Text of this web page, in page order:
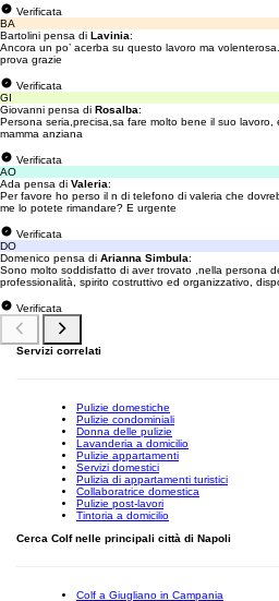
Verificata
BA
Bartolini pensa di Lavinia:
Ancora un po’ acerba su questo lavoro ma
prova grazie
Verificata
GI
Giovanni pensa di Rosalba:
Persona seria,precisa,sa fare molto bene il suo
mamma anziana
Verificata
AO
Ada pensa di Valeria:
Per favore ho perso il n di telefono di valeria che
me lo potete rimandare? E urgente
Verificata
DO
Domenico pensa di Arianna Simbula:
Sono molto soddisfatto di aver trovato ,nella persona
professionalità, spirito costruttivo ed organizzativo,
Verificata
Servizi correlati
Pulizie domestiche
Pulizie condominiali
Donna delle pulizie
Lavanderia a domicilio
Pulizie appartamenti
Servizi domestici
Pulizia di appartamenti turistici
Collaboratrice domestica
Pulizie post-lavori
Tintoria a domicilio
Cerca Colf nelle principali città di Napoli
Colf a Giugliano in Campania